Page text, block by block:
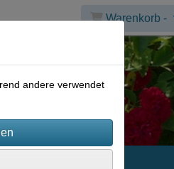
Warenkorb -
andere verwendet